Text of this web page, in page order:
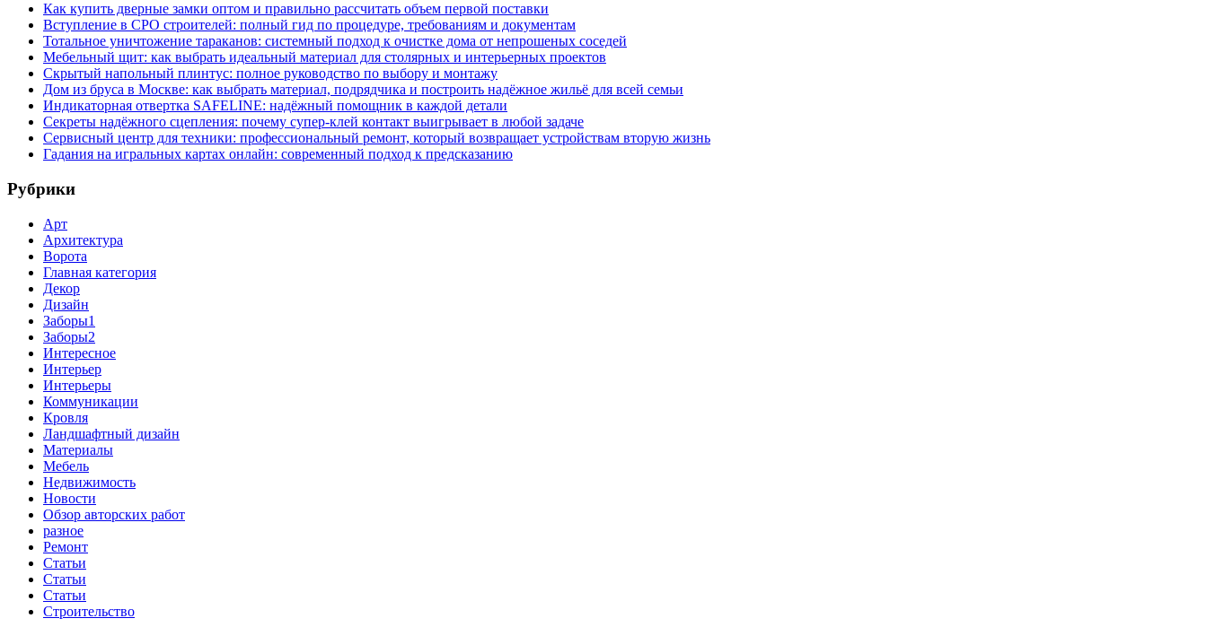
Как купить дверные замки оптом и правильно рассчитать объем первой поставки
Вступление в СРО строителей: полный гид по процедуре, требованиям и документам
Тотальное уничтожение тараканов: системный подход к очистке дома от непрошеных соседей
Мебельный щит: как выбрать идеальный материал для столярных и интерьерных проектов
Скрытый напольный плинтус: полное руководство по выбору и монтажу
Дом из бруса в Москве: как выбрать материал, подрядчика и построить надёжное жильё для всей семьи
Индикаторная отвертка SAFELINE: надёжный помощник в каждой детали
Секреты надёжного сцепления: почему супер‑клей контакт выигрывает в любой задаче
Сервисный центр для техники: профессиональный ремонт, который возвращает устройствам вторую жизнь
Гадания на игральных картах онлайн: современный подход к предсказанию
Рубрики
Арт
Архитектура
Ворота
Главная категория
Декор
Дизайн
Заборы1
Заборы2
Интересное
Интерьер
Интерьеры
Коммуникации
Кровля
Ландшафтный дизайн
Материалы
Мебель
Недвижимость
Новости
Обзор авторских работ
разное
Ремонт
Статьи
Статьи
Статьи
Строительство